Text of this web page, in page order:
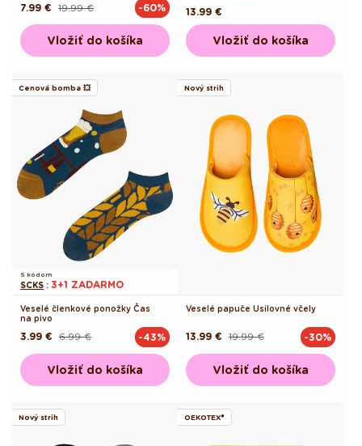
Pôvodná19.99 €
Akciová
7.99 € -60%
Vložiť do košíka
Pôvodná
cena
13.99 €
Vložiť do košíka
Cenová bomba 💥
S kódom
SCKS : 3+1 ZADARMO
Veselé členkové ponožky Čas
na pivo
Pôvodná6.99 €
Akciová
3.99 € -43%
Vložiť do košíka
Nový strih
Veselé papuče Usilovné včely
Pôvodná19.99 €
Akciová
13.99 € -30%
Vložiť do košíka
Nový strih OEKOTEX®